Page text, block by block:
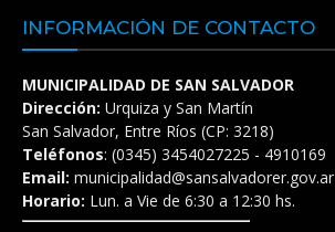
INFORMACIÓN DE CONTACTO
MUNICIPALIDAD DE SAN SALVADOR
Dirección: Urquiza y San Martín
San Salvador, Entre Ríos (CP: 3218)
Teléfonos: (0345) 3454027225 - 4910169
Email: municipalidad@sansalvadorer.gov.ar
Horario: Lun. a Vie de 6:30 a 12:30 hs.